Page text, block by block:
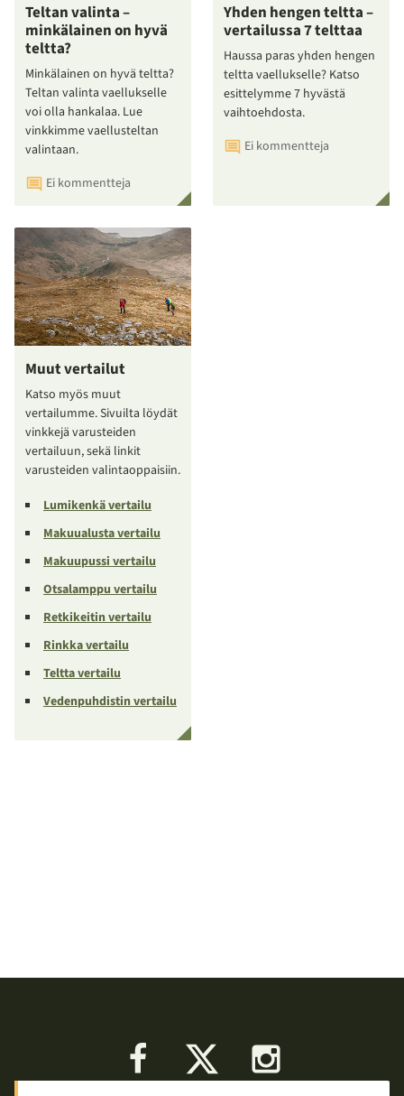
Teltan valinta –
minkälainen on hyvä
teltta?
Minkälainen on hyvä teltta?
Teltan valinta vaellukselle
voi olla hankalaa. Lue
vinkkimme vaellusteltan
valintaan.
Ei kommentteja
Yhden hengen teltta –
vertailussa 7 telttaa
Haussa paras yhden hengen
teltta vaellukselle? Katso
esittelymme 7 hyvästä
vaihtoehdosta.
Ei kommentteja
Muut vertailut
Katso myös muut
vertailumme. Sivuilta löydät
vinkkejä varusteiden
vertailuun, sekä linkit
varusteiden valintaoppaisiin.
Lumikenkä vertailu
Makuualusta vertailu
Makuupussi vertailu
Otsalamppu vertailu
Retkikeitin vertailu
Rinkka vertailu
Teltta vertailu
Vedenpuhdistin vertailu
Facebook